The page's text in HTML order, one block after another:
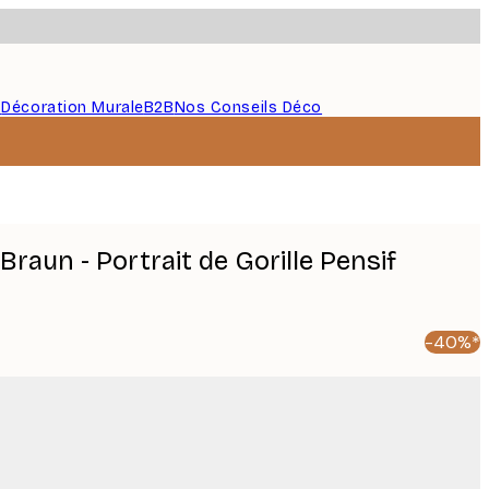
Décoration MuraleB2BNos Conseils Déco
- Portrait de Gorille Pensif
-40%*